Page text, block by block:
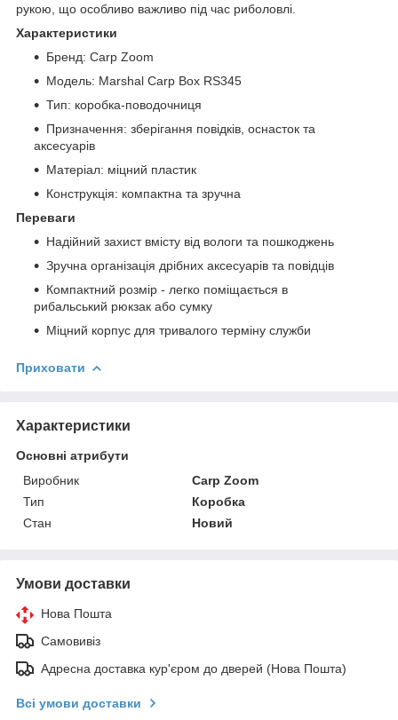
рукою, що особливо важливо під час риболовлі.
Характеристики
Бренд: Carp Zoom
Модель: Marshal Carp Box RS345
Тип: коробка-поводочниця
Призначення: зберігання повідків, оснасток та
аксесуарів
Матеріал: міцний пластик
Конструкція: компактна та зручна
Переваги
Надійний захист вмісту від вологи та пошкоджень
Зручна організація дрібних аксесуарів та повідців
Компактний розмір - легко поміщається в
рибальський рюкзак або сумку
Міцний корпус для тривалого терміну служби
Приховати
Характеристики
Основні атрибути
Виробник
Carp Zoom
Тип
Коробка
Стан
Новий
Умови доставки
Нова Пошта
Самовивіз
Адресна доставка кур'єром до дверей (Нова Пошта)
Всі умови доставки